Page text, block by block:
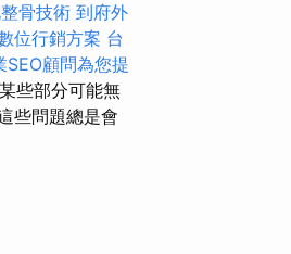
骨技術 到府外
位行銷方案 台
SEO顧問為您提
些部分可能無
些問題總是會